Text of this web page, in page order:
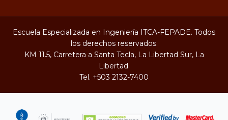
Escuela Especializada en Ingeniería ITCA-FEPADE. Todos
los derechos reservados.
KM 11.5, Carretera a Santa Tecla, La Libertad Sur, La
Libertad.
Tel. +503 2132-7400